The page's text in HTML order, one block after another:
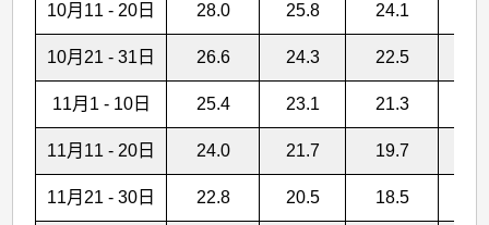
10月11 - 20日 28.0 25.8 24.1
10月21 - 31日 26.6 24.3 22.5
11月1 - 10日 25.4 23.1 21.3
11月11 - 20日 24.0 21.7 19.7
11月21 - 30日 22.8 20.5 18.5